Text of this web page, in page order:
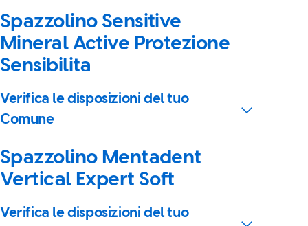
Spazzolino Sensitive
Mineral Active Protezione
Sensibilita
Verifica le disposizioni del tuo
Comune
Spazzolino Mentadent
Vertical Expert Soft
Verifica le disposizioni del tuo